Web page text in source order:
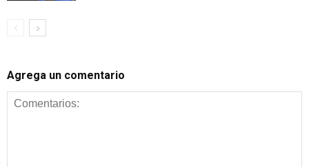
Agrega un comentario